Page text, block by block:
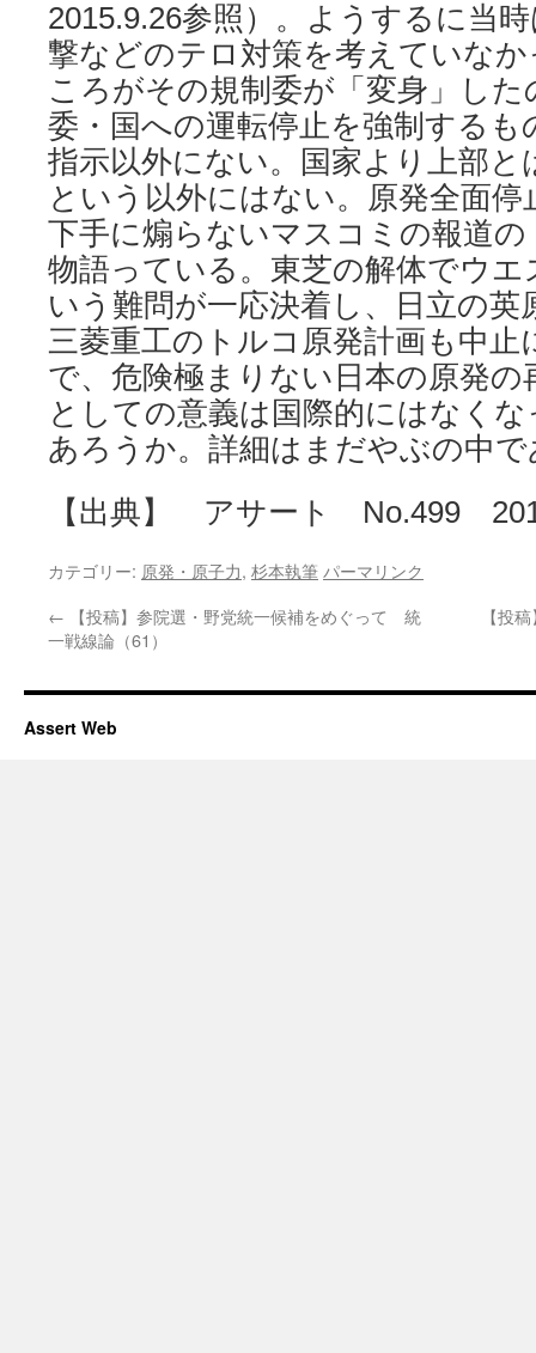
2015.9.26参照）。ようするに当
撃などのテロ対策を考えていな
ころがその規制委が「変身」し
委・国への運転停止を強制するも
指示以外にない。国家より上部と
という以外にはない。原発全面
下手に煽らないマスコミの報道
物語っている。東芝の解体でウ
いう難問が一応決着し、日立の英
三菱重工のトルコ原発計画も中止
で、危険極まりない日本の原発の
としての意義は国際的にはなく
あろうか。詳細はまだやぶの中で
【出典】 アサート No.499
カテゴリー: 原発・原子力, 杉本執筆 パーマリンク
← 【投稿】参院選・野党統一候補をめぐって 統
一戦線論（61）
【投
Assert Web